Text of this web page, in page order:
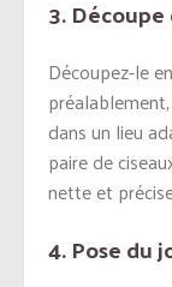
3.
Découpez-le
dans un lieu
paire de
nette et
4. Pose du